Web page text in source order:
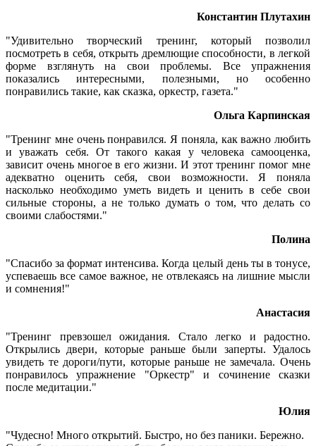
Константин Плутахин
"Удивительно творческий тренинг, который позволил
посмотреть в себя, открыть дремлющие способности, в легкой
форме взглянуть на свои проблемы. Все упражнения
показались интересными, полезными, но особенно
понравились такие, как сказка, оркестр, газета."
Ольга Карпинская
"Тренинг мне очень понравился. Я поняла, как важно любить
и уважать себя. От такого какая у человека самооценка,
зависит очень многое в его жизни. И этот тренинг помог мне
адекватно оценить себя, свои возможности. Я поняла
насколько необходимо уметь видеть и ценить в себе свои
сильные стороны, а не только думать о том, что делать со
своими слабостями."
Полина
"Спасибо за формат интенсива. Когда целый день ты в тонусе,
успеваешь все самое важное, не отвлекаясь на лишние мысли
и сомнения!"
Анастасия
"Тренинг превзошел ожидания. Стало легко и радостно.
Открылись двери, которые раньше были заперты. Удалось
увидеть те дороги/пути, которые раньше не замечала. Очень
понравилось упражнение "Оркестр" и сочинение сказки
после медитации."
Юлия
"Чудесно! Много открытий. Быстро, но без паники. Бережно.